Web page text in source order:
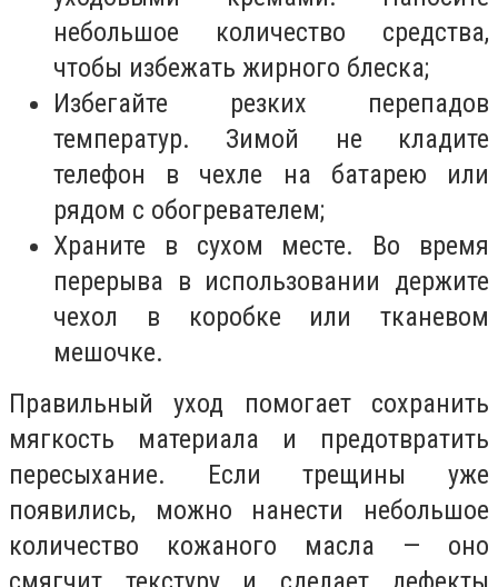
небольшое количество средства,
чтобы избежать жирного блеска;
Избегайте резких перепадов
температур. Зимой не кладите
телефон в чехле на батарею или
рядом с обогревателем;
Храните в сухом месте. Во время
перерыва в использовании держите
чехол в коробке или тканевом
мешочке.
Правильный уход помогает сохранить
мягкость материала и предотвратить
пересыхание. Если трещины уже
появились, можно нанести небольшое
количество кожаного масла — оно